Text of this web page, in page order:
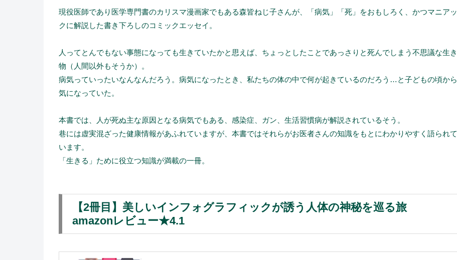
現役医師であり医学専門書のカリスマ漫画家でもある森皆ねじ子さんが、「病気」「死」をおもしろく、かつマニアッ
クに解説した書き下ろしのコミックエッセイ。
人ってとんでもない事態になっても生きていたかと思えば、ちょっとしたことであっさりと死んでしまう不思議な生き
物（人間以外もそうか）。
病気っていったいなんなんだろう。病気になったとき、私たちの体の中で何が起きているのだろう…と子どもの頃から
気になっていた。
本書では、人が死ぬ主な原因となる病気でもある、感染症、ガン、生活習慣病が解説されているそう。
巷には虚実混ざった健康情報があふれていますが、本書ではそれらがお医者さんの知識をもとにわかりやすく語られて
います。
「生きる」ために役立つ知識が満載の一冊。
【2冊目】美しいインフォグラフィックが誘う人体の神秘を巡る旅
amazonレビュー★4.1